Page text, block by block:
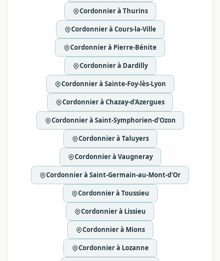
Cordonnier à Thurins
Cordonnier à Cours-la-Ville
Cordonnier à Pierre-Bénite
Cordonnier à Dardilly
Cordonnier à Sainte-Foy-lès-Lyon
Cordonnier à Chazay-d'Azergues
Cordonnier à Saint-Symphorien-d'Ozon
Cordonnier à Taluyers
Cordonnier à Vaugneray
Cordonnier à Saint-Germain-au-Mont-d'Or
Cordonnier à Toussieu
Cordonnier à Lissieu
Cordonnier à Mions
Cordonnier à Lozanne